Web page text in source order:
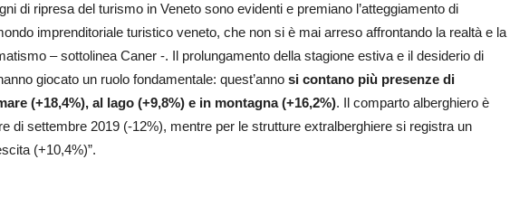
di ripresa del turismo in Veneto sono evidenti e premiano l’atteggiamento di
imprenditoriale turistico veneto, che non si è mai arreso affrontando la realtà e la
– sottolinea Caner -. Il prolungamento della stagione estiva e il desiderio di
giocato un ruolo fondamentale: quest’anno si contano più presenze di
(+18,4%), al lago (+9,8%) e in montagna (+16,2%). Il comparto alberghiero è
di settembre 2019 (-12%), mentre per le strutture extralberghiere si registra un
(+10,4%)”.